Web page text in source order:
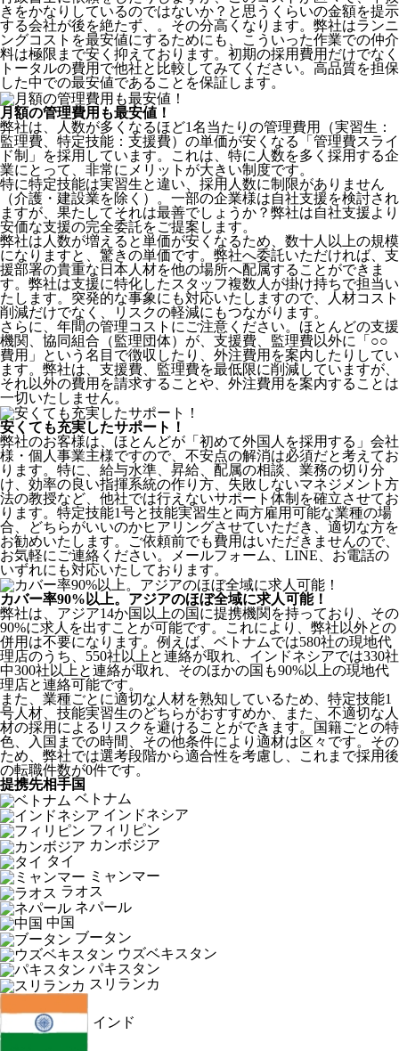
きをかなりしているのではないか？と思うくらいの金額を提示
する会社が後を絶たず、。その分高くなります。弊社はランニ
ングコストを最安値にするためにも、こういった作業での仲介
料は極限まで安く抑えております。 初期の採用費用だけでなく
トータルの費用で他社と比較してみてください。 高品質を担保
した中での最安値であることを保証します。
月額の管理費用も最安値！
弊社は、
人数が多くなるほど1名当たりの管理費用（実習生：
監理費、特定技能：支援費）の単価が安くなる「管理費スライ
ド制」を採用 しています。これは、特に人数を多く採用する企
業にとって、非常にメリットが大きい制度です。
特に特定技能は実習生と違い、採用人数に制限がありません
（介護・建設業を除く）。一部の企業様は自社支援を検討され
ますが、果たしてそれは最善でしょうか？弊社は自社支援より
安価な支援の完全委託をご提案します。
弊社は人数が増えると単価が安くなるため、数十人以上の規模
になりますと、驚きの単価です。弊社へ委託いただければ、支
援部署の貴重な日本人材を他の場所へ配属することができま
す。弊社は支援に特化したスタッフ複数人が掛け持ちで担当い
たします。突発的な事象にも対応いたしますので、人材コスト
削減だけでなく、リスクの軽減にもつながります。
さらに、年間の管理コストにご注意ください。ほとんどの支援
機関、協同組合（監理団体）が、支援費、監理費以外に「○○
費用」という名目で徴収したり、外注費用を案内したりしてい
ます。弊社は、支援費、監理費を最低限に削減していますが、
それ以外の費用を請求することや、外注費用を案内することは
一切いたしません。
安くても充実したサポート！
弊社のお客様は、ほとんどが 「初めて外国人を採用する」 会社
様・個人事業主様ですので、不安点の解消は必須だと考えてお
ります。特に、給与水準、昇給、配属の相談、業務の切り分
け、効率の良い指揮系統の作り方、失敗しないマネジメント方
法の教授など、 他社では行えないサポート体制 を確立させてお
ります。特定技能1号と技能実習生と両方雇用可能な業種の場
合、どちらがいいのかヒアリングさせていただき、適切な方を
お勧めいたします。ご依頼前でも費用はいただきませんので、
お気軽にご連絡ください。メールフォーム、LINE、お電話の
いずれにも対応いたしております。
カバー率90%以上。アジアのほぼ全域に求人可能！
弊社は、 アジア14か国以上の国に提携機関を持っており、その
90%に求人を出すことが可能です。これにより、弊社以外との
併用は不要になります。例えば、ベトナムでは580社の現地代
理店のうち、550社以上と連絡が取れ、インドネシアでは330社
中300社以上と連絡が取れ、そのほかの国も90%以上の現地代
理店と連絡可能です。
また、業種ごとに適切な人材を熟知しているため、特定技能1
号人材、技能実習生のどちらがおすすめか、また、不適切な人
材の採用によるリスクを避けることができます。国籍ごとの特
色、入国までの時間、その他条件により適材は区々です。その
ため、弊社では選考段階から適合性を考慮し、これまで採用後
の転職件数が0件です。
提携先相手国
ベトナム
インドネシア
フィリピン
カンボジア
タイ
ミャンマー
ラオス
ネパール
中国
ブータン
ウズベキスタン
パキスタン
スリランカ
インド